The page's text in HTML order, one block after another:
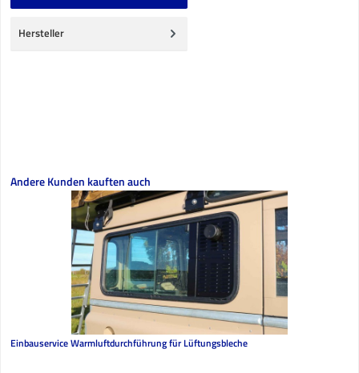
Hersteller
Produktgalerie überspringen
Andere Kunden kauften auch
Einbauservice Warmluftdurchführung für Lüftungsbleche